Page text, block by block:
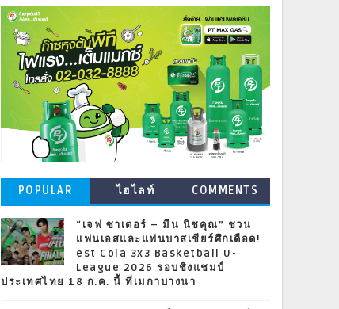
POPULAR ไฮไลท์ COMMENTS
“เจฟ ซาเตอร์ – มีน นิชคุณ” ชวน
แฟนเอสและแฟนบาสเชียร์ศึกเดือด!
est Cola 3x3 Basketball U-
League 2026 รอบชิงแชมป์
ประเทศไทย 18 ก.ค. นี้ ที่เมกาบางนา